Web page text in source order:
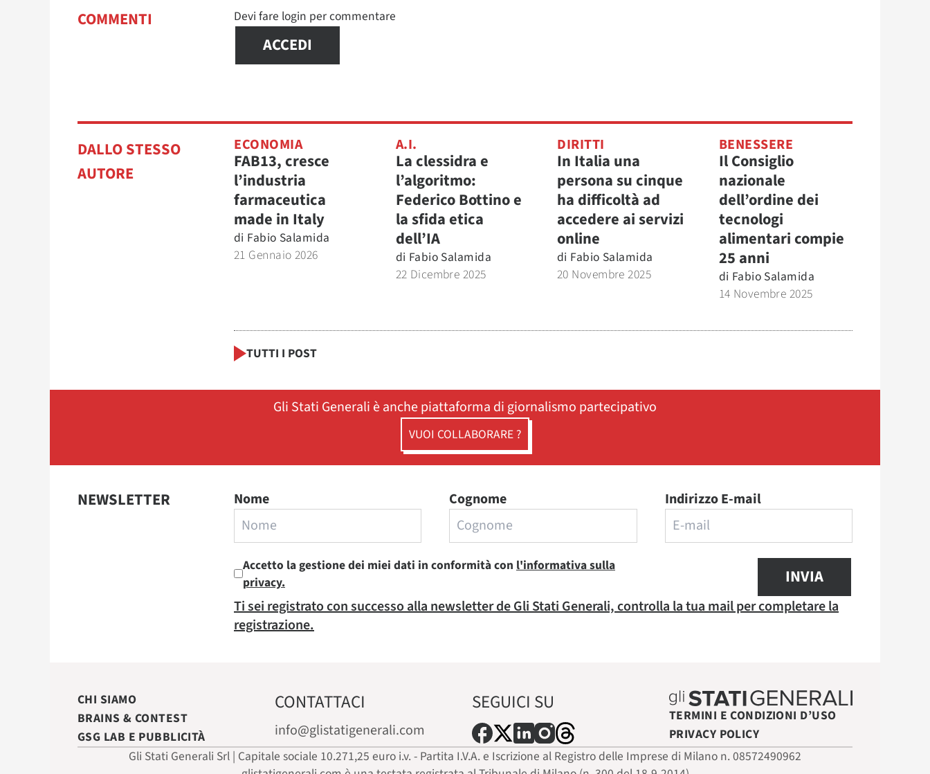
COMMENTI Devi fare login per commentare
ACCEDI
DALLO STESSO
AUTORE
ECONOMIA
FAB13, cresce
l’industria
farmaceutica
made in Italy
di Fabio Salamida
21 Gennaio 2026
A.I.
La clessidra e
l’algoritmo:
Federico Bottino e
la sfida etica
dell’IA
di Fabio Salamida
22 Dicembre 2025
DIRITTI
In Italia una
persona su cinque
ha difficoltà ad
accedere ai servizi
online
di Fabio Salamida
20 Novembre 2025
BENESSERE
Il Consiglio
nazionale
dell’ordine dei
tecnologi
alimentari compie
25 anni
di Fabio Salamida
14 Novembre 2025
TUTTI I POST
Gli Stati Generali è anche piattaforma di giornalismo partecipativo
VUOI COLLABORARE ?
NEWSLETTER Nome Cognome Indirizzo E-mail
Accetto la gestione dei miei dati in conformità con l'informativa sulla
privacy.
INVIA
Ti sei registrato con successo alla newsletter de Gli Stati Generali, controlla la tua mail per completare la
registrazione.
CHI SIAMO
BRAINS & CONTEST
GSG LAB E PUBBLICITÀ
CONTATTACI
info@glistatigenerali.com
SEGUICI SU
TERMINI E CONDIZIONI D’USO
PRIVACY POLICY
Gli Stati Generali Srl | Capitale sociale 10.271,25 euro i.v. - Partita I.V.A. e Iscrizione al Registro delle Imprese di Milano n. 08572490962